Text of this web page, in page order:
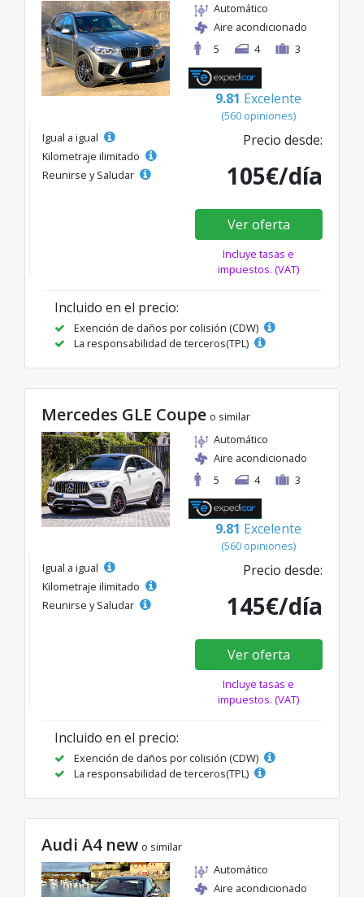
Automático
Aire acondicionado
5
4 3
9.81 Excelente
(560 opiniones)
Igual a igual
Kilometraje ilimitado
Reunirse y Saludar
Precio desde:
105€/día
Ver oferta
Incluye tasas e
impuestos. (VAT)
Incluido en el precio:
Exención de daños por colisión (CDW)
La responsabilidad de terceros(TPL)
Mercedes GLE Coupe o similar
Automático
Aire acondicionado
5
4 3
9.81 Excelente
(560 opiniones)
Igual a igual
Kilometraje ilimitado
Reunirse y Saludar
Precio desde:
145€/día
Ver oferta
Incluye tasas e
impuestos. (VAT)
Incluido en el precio:
Exención de daños por colisión (CDW)
La responsabilidad de terceros(TPL)
Audi A4 new o similar
Automático
Aire acondicionado